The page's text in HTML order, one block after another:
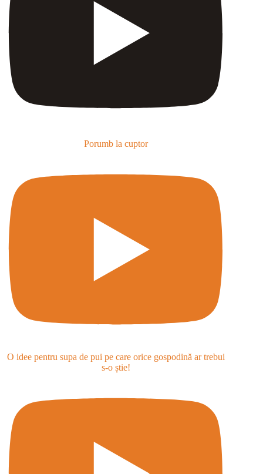
Porumb la cuptor
O idee pentru supa de pui pe care orice gospodină ar trebui
s-o știe!